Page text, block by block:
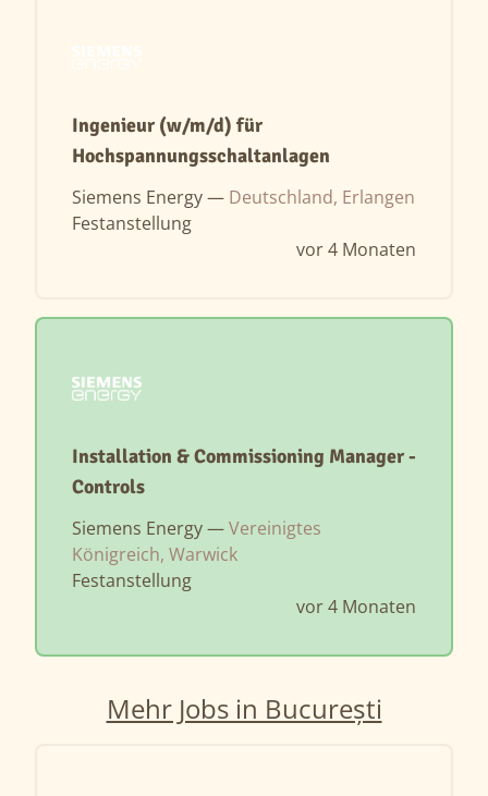
Ingenieur (w/m/d) für
Hochspannungsschaltanlagen
Siemens Energy — Deutschland, Erlangen
Festanstellung
vor 4 Monaten
Installation & Commissioning Manager -
Controls
Siemens Energy —Vereinigtes
Königreich, Warwick
Festanstellung
vor 4 Monaten
Mehr Jobs in București